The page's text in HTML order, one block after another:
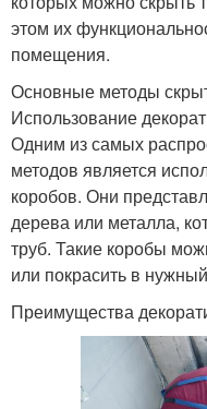
этом их
помещения.
Основные методы
Использование
Одним из самых
методов является
коробов. Они
дерева или металла,
труб. Такие коробы
или покрасить в
Преимущества